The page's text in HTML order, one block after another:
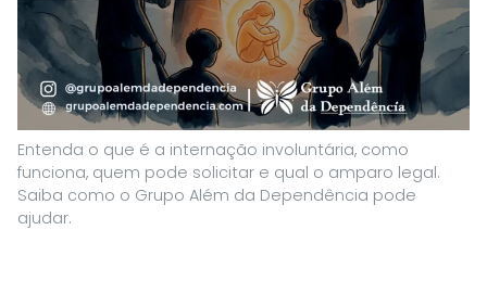
Entenda o que é a internação involuntária, como
funciona, quem pode solicitar e qual o amparo legal.
Saiba como o Grupo Além da Dependência pode
ajudar.